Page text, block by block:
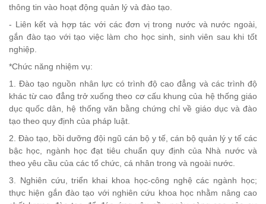
thông tin vào hoạt động quản lý và đào tạo.
- Liên kết và hợp tác với các đơn vị trong nước và nước ngoài,
gắn đào tạo với tạo việc làm cho học sinh, sinh viên sau khi tốt
nghiệp.
*Chức năng nhiệm vụ:
1. Đào tạo nguồn nhân lực có trình độ cao đẳng và các trình độ
khác từ cao đẳng trở xuống theo cơ cấu khung của hệ thống giáo
dục quốc dân, hệ thống văn bằng chứng chỉ về giáo dục và đào
tạo theo quy định của pháp luật.
2. Đào tạo, bồi dưỡng đội ngũ cán bộ y tế, cán bộ quản lý y tế các
bậc học, ngành học đạt tiêu chuẩn quy định của Nhà nước và
theo yêu cầu của các tổ chức, cá nhân trong và ngoài nước.
3. Nghiên cứu, triển khai khoa học-công nghệ các ngành học;
thực hiện gắn đào tạo với nghiên cứu khoa học nhằm nâng cao